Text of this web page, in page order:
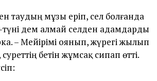
таудың мұзы еріп, сел болғанда
түні дем алмай селден адамдарды
– Мейірімі оянып, жүрегі жылып
бетін жұмсақ сипап өтті.